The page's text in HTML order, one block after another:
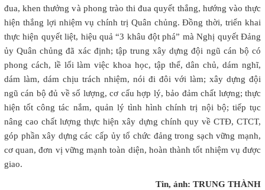
đua, khen thưởng và phong trào thi đua quyết thắng, hướng vào thực
hiện thắng lợi nhiệm vụ chính trị Quân chủng. Đồng thời, triển khai
thực hiện quyết liệt, hiệu quả “3 khâu đột phá” mà Nghị quyết Đảng
ủy Quân chủng đã xác định; tập trung xây dựng đội ngũ cán bộ có
phong cách, lề lối làm việc khoa học, tập thể, dân chủ, dám nghĩ,
dám làm, dám chịu trách nhiệm, nói đi đôi với làm; xây dựng đội
ngũ cán bộ đủ về số lượng, cơ cấu hợp lý, bảo đảm chất lượng; thực
hiện tốt công tác nắm, quản lý tình hình chính trị nội bộ; tiếp tục
nâng cao chất lượng thực hiện xây dựng chính quy về CTĐ, CTCT,
góp phần xây dựng các cấp ủy tổ chức đảng trong sạch vững mạnh,
cơ quan, đơn vị vững mạnh toàn diện, hoàn thành tốt nhiệm vụ được
giao.
Tin, ảnh: TRUNG THÀNH